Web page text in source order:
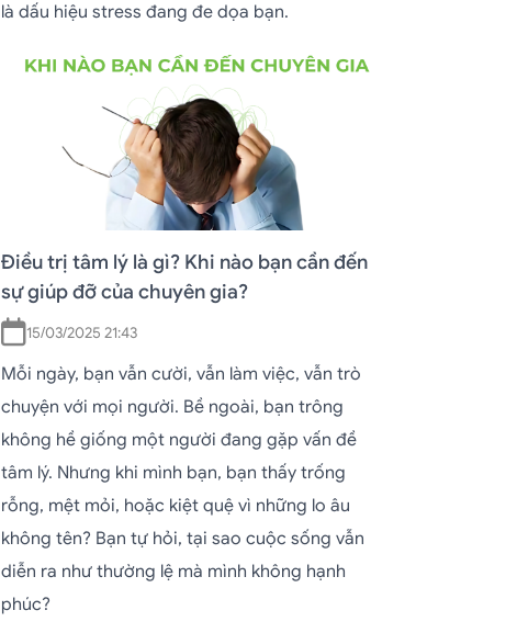
là dấu hiệu stress đang đe dọa bạn.
Điều trị tâm lý là gì? Khi nào bạn cần đến
sự giúp đỡ của chuyên gia?
15/03/2025 21:43
Mỗi ngày, bạn vẫn cười, vẫn làm việc, vẫn trò
chuyện với mọi người. Bề ngoài, bạn trông
không hề giống một người đang gặp vấn đề
tâm lý. Nhưng khi mình bạn, bạn thấy trống
rỗng, mệt mỏi, hoặc kiệt quệ vì những lo âu
không tên? Bạn tự hỏi, tại sao cuộc sống vẫn
diễn ra như thường lệ mà mình không hạnh
phúc?